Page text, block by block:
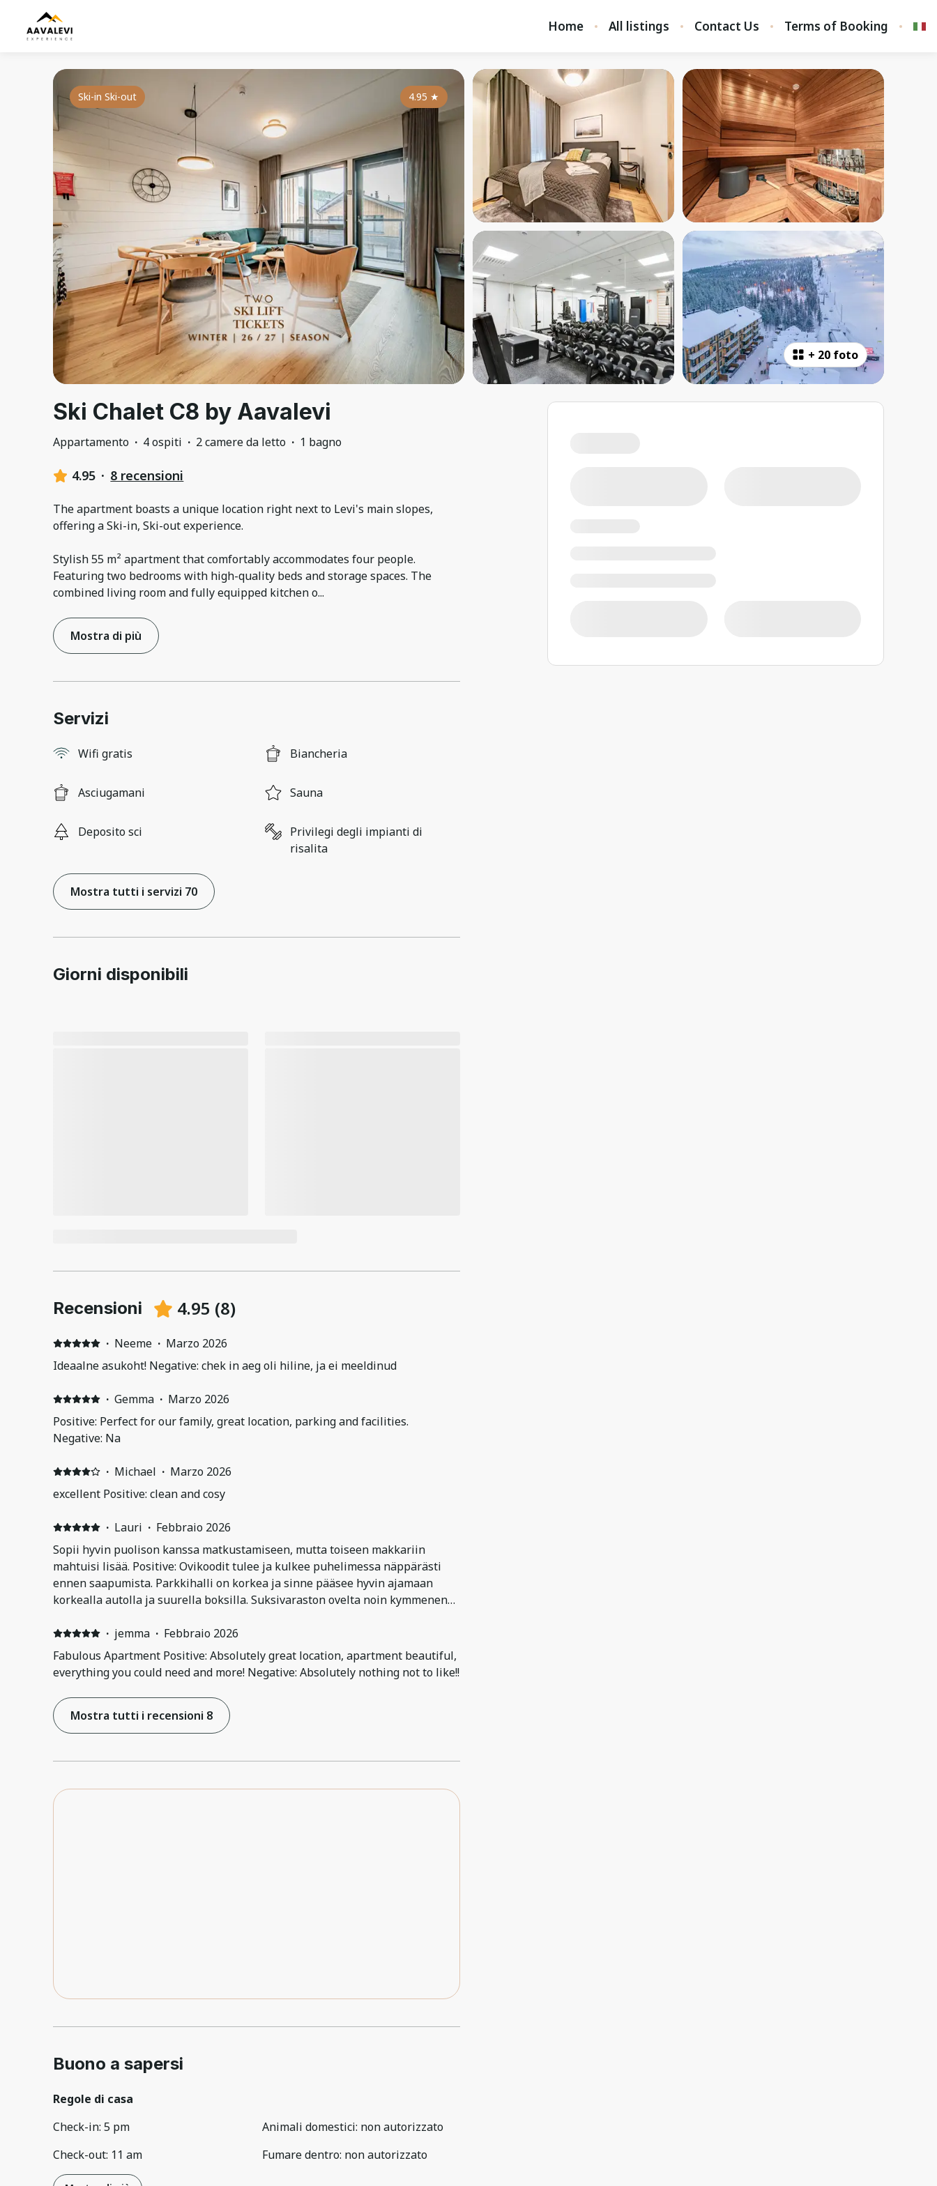
Home All listings Contact Us Terms of Booking
+ 20 foto
4.95 ★
Ski-in Ski-out
Ski Chalet C8 by Aavalevi
Appartamento · 4 ospiti · 2 camere da letto · 1 bagno
4.95 · 8 recensioni
The apartment boasts a unique location right next to Levi's main slopes,
offering a Ski-in, Ski-out experience.
Stylish 55 m² apartment that comfortably accommodates four people.
Featuring two bedrooms with high-quality beds and storage spaces. The
combined living room and fully equipped kitchen o...
Mostra di più
Servizi
Wifi gratis Biancheria
Asciugamani Sauna
Deposito sci
Privilegi degli impianti di
risalita
Mostra tutti i servizi 70
Giorni disponibili
Recensioni 4.95 (8)
· Neeme · Marzo 2026
Ideaalne asukoht! Negative: chek in aeg oli hiline, ja ei meeldinud
· Gemma · Marzo 2026
Positive: Perfect for our family, great location, parking and facilities.
Negative: Na
· Michael · Marzo 2026
excellent Positive: clean and cosy
· Lauri · Febbraio 2026
Sopii hyvin puolison kanssa matkustamiseen, mutta toiseen makkariin
mahtuisi lisää. Positive: Ovikoodit tulee ja kulkee puhelimessa näppärästi
ennen saapumista. Parkkihalli on korkea ja sinne pääsee hyvin ajamaan
korkealla autolla ja suurella boksilla. Suksivaraston ovelta noin kymmenen
· jemma · Febbraio 2026
Fabulous Apartment Positive: Absolutely great location, apartment beautiful,
everything you could need and more! Negative: Absolutely nothing not to like!!
Mostra tutti i recensioni 8
Buono a sapersi
Regole di casa
Check-in: 5 pm
Check-out: 11 am
Animali domestici: non autorizzato
Fumare dentro: non autorizzato